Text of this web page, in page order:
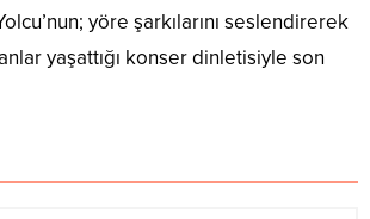
yöre şarkılarını seslendirerek
yaşattığı konser dinletisiyle son